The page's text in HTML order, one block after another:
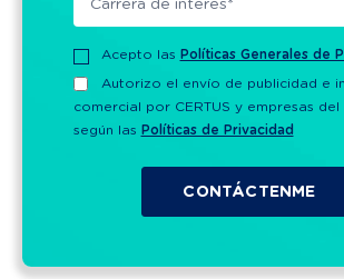
Acepto las Políticas Generales de
Autorizo el envío de publicidad e
comercial por CERTUS y empresas del
según las Políticas de Privacidad